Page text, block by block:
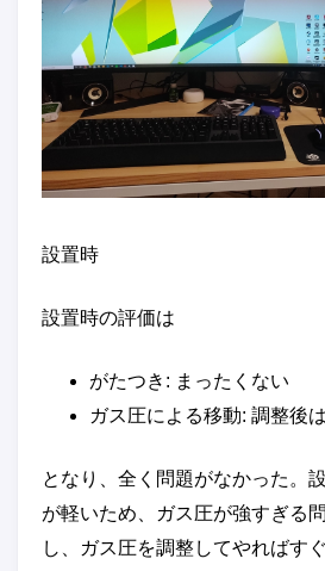
設置時
設置時の評価は
がたつき: まったくない
ガス圧による移動: 調整後
となり、全く問題がなかった。
が軽いため、ガス圧が強すぎる
し、ガス圧を調整してやればす